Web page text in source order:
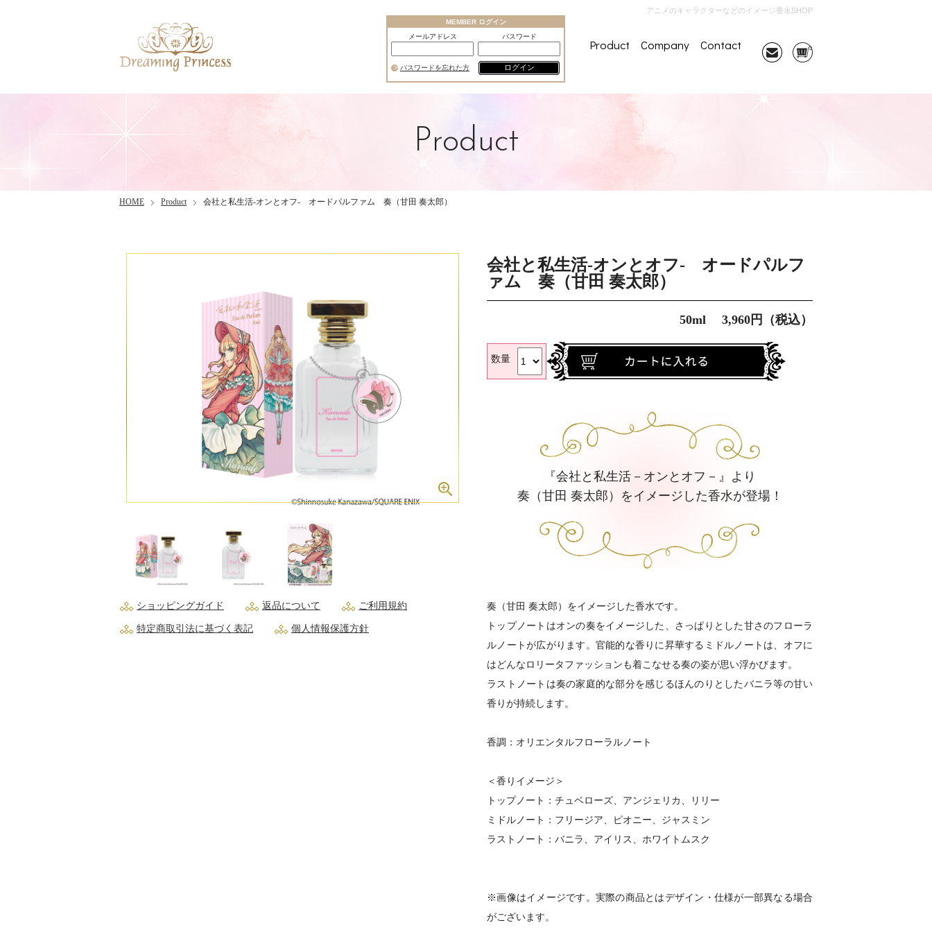
アニメのキャラクターなどのイメージ香水SHOP
Product Company Contact
MEMBER ログイン
メールアドレス
パスワード
パスワードを忘れた方 ログイン
Product
HOME Product 会社と私生活-オンとオフ- オードパルファム 奏（甘田 奏太郎）
ショッピングガイド 返品について ご利用規約
特定商取引法に基づく表記 個人情報保護方針
会社と私生活-オンとオフ- オードパルフ
ァム 奏（甘田 奏太郎）
50ml 3,960円（税込）
数量
『会社と私生活－オンとオフ－』より
奏（甘田 奏太郎）をイメージした香水が登場！
奏（甘田 奏太郎）をイメージした香水です。
トップノートはオンの奏をイメージした、さっぱりとした甘さのフローラ
ルノートが広がります。官能的な香りに昇華するミドルノートは、オフに
はどんなロリータファッションも着こなせる奏の姿が思い浮かびます。
ラストノートは奏の家庭的な部分を感じるほんのりとしたバニラ等の甘い
香りが持続します。
香調：オリエンタルフローラルノート
＜香りイメージ＞
トップノート：チュベローズ、アンジェリカ、リリー
ミドルノート：フリージア、ピオニー、ジャスミン
ラストノート：バニラ、アイリス、ホワイトムスク
※画像はイメージです。実際の商品とはデザイン・仕様が一部異なる場合
がございます。